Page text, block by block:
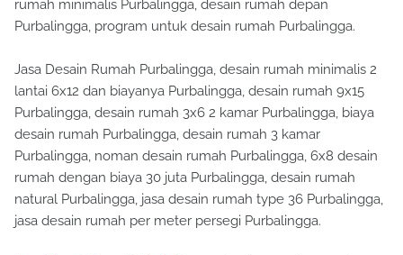
rumah minimalis Purbalingga, desain rumah depan
Purbalingga, program untuk desain rumah Purbalingga.
Jasa Desain Rumah Purbalingga, desain rumah minimalis 2
lantai 6x12 dan biayanya Purbalingga, desain rumah 9x15
Purbalingga, desain rumah 3x6 2 kamar Purbalingga, biaya
desain rumah Purbalingga, desain rumah 3 kamar
Purbalingga, noman desain rumah Purbalingga, 6x8 desain
rumah dengan biaya 30 juta Purbalingga, desain rumah
natural Purbalingga, jasa desain rumah type 36 Purbalingga,
jasa desain rumah per meter persegi Purbalingga.